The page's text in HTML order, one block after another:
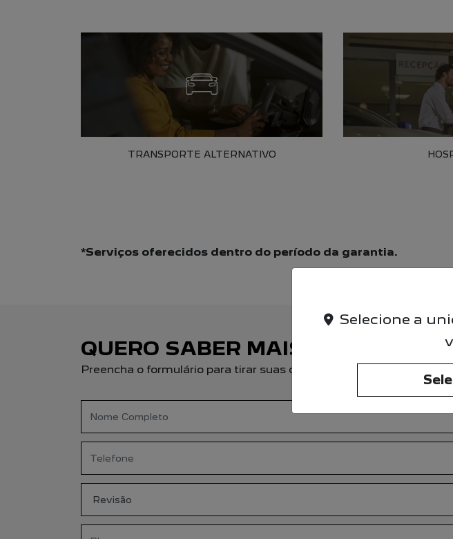
TRANSPORTE ALTERNATIVO
*Serviços oferecidos dentro do período da garantia.
QUERO SABER MAIS
Preencha o formulário para tirar suas dúvidas ou realizar um
Selecione a